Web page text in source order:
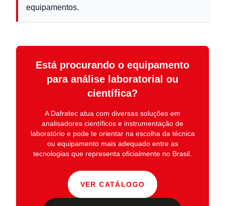
equipamentos.
Está procurando o equipamento
para análise laboratorial ou
científica?
A Dafratec atua com diversas soluções em
analisadores científicos e instrumentação de
laboratórioe pode te orientar na escolha da técnica
ou equipamento mais adequado entre as
tecnologias que representa oficialmente no Brasil.
VER CATÁLOGO